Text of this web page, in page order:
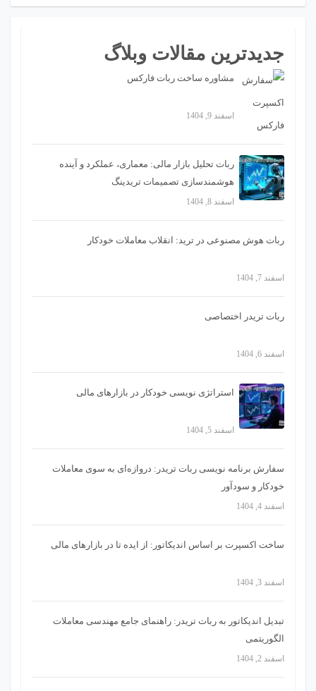
جدیدترین مقالات وبلاگ
مشاوره ساخت ربات فارکس
اسفند 9, 1404
ربات تحلیل بازار مالی: معماری، عملکرد و آینده
هوشمندسازی تصمیمات تریدینگ
اسفند 8, 1404
ربات هوش مصنوعی در ترید: انقلاب معاملات خودکار
اسفند 7, 1404
ربات تریدر اختصاصی
اسفند 6, 1404
استراتژی‌ نویسی خودکار در بازارهای مالی
اسفند 5, 1404
سفارش برنامه نویسی ربات تریدر: دروازه‌ای به سوی معاملات
خودکار و سودآور
اسفند 4, 1404
ساخت اکسپرت بر اساس اندیکاتور: از ایده تا در بازارهای مالی
اسفند 3, 1404
تبدیل اندیکاتور به ربات تریدر: راهنمای جامع مهندسی معاملات
الگوریتمی
اسفند 2, 1404